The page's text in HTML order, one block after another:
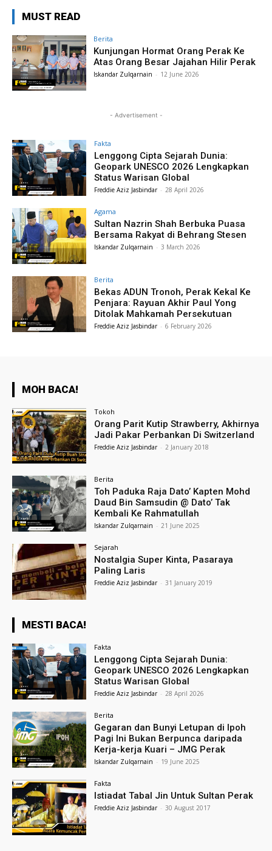
MUST READ
Berita
Kunjungan Hormat Orang Perak Ke
Atas Orang Besar Jajahan Hilir Perak
Iskandar Zulqarnain - 12 June 2026
- Advertisement -
Fakta
Lenggong Cipta Sejarah Dunia:
Geopark UNESCO 2026 Lengkapkan
Status Warisan Global
Freddie Aziz Jasbindar - 28 April 2026
Agama
Sultan Nazrin Shah Berbuka Puasa
Bersama Rakyat di Behrang Stesen
Iskandar Zulqarnain - 3 March 2026
Berita
Bekas ADUN Tronoh, Perak Kekal Ke
Penjara: Rayuan Akhir Paul Yong
Ditolak Mahkamah Persekutuan
Freddie Aziz Jasbindar - 6 February 2026
MOH BACA!
Tokoh
Orang Parit Kutip Strawberry, Akhirnya
Jadi Pakar Perbankan Di Switzerland
Freddie Aziz Jasbindar - 2 January 2018
Berita
Toh Paduka Raja Dato’ Kapten Mohd
Daud Bin Samsudin @ Dato’ Tak
Kembali Ke Rahmatullah
Iskandar Zulqarnain - 21 June 2025
Sejarah
Nostalgia Super Kinta, Pasaraya
Paling Laris
Freddie Aziz Jasbindar - 31 January 2019
MESTI BACA!
Fakta
Lenggong Cipta Sejarah Dunia:
Geopark UNESCO 2026 Lengkapkan
Status Warisan Global
Freddie Aziz Jasbindar - 28 April 2026
Berita
Gegaran dan Bunyi Letupan di Ipoh
Pagi Ini Bukan Berpunca daripada
Kerja-kerja Kuari – JMG Perak
Iskandar Zulqarnain - 19 June 2025
Fakta
Istiadat Tabal Jin Untuk Sultan Perak
Freddie Aziz Jasbindar - 30 August 2017